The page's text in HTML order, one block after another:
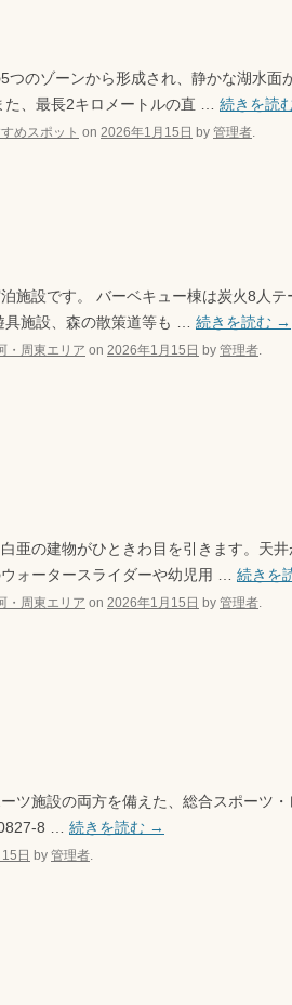
のゾーンから形成され、静かな湖水面
た、最長2キロメートルの直 … 続きを読
めスポット on 2026年1月15日 by 管理者.
施設です。 バーベキュー棟は炭火8人
具施設、森の散策道等も … 続きを読む →
・周東エリア on 2026年1月15日 by 管理者.
亜の建物がひときわ目を引きます。天
ォータースライダーや幼児用 … 続きを
・周東エリア on 2026年1月15日 by 管理者.
ツ施設の両方を備えた、総合スポーツ
8 … 続きを読む →
日 by 管理者.